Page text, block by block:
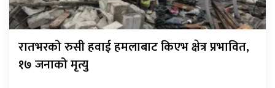
रातभरको रुसी हवाई हमलाबाट किएभ क्षेत्र प्रभावित,
१७ जनाको मृत्यु